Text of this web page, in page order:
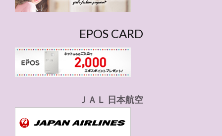
EPOS CARD
ＪＡＬ 日本航空